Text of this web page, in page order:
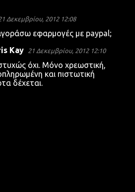
Δεκεμβρίου, 2012 12:08
εφαρμογές με paypal;
Kay 21 Δεκεμβρίου, 2012 12:10
όχι. Μόνο χρεωστική,
και πιστωτική
δέχεται.